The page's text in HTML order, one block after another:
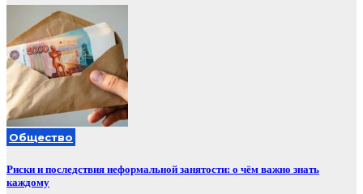
Общество
Риски и последствия неформальной занятости: о чём важно знать
каждому